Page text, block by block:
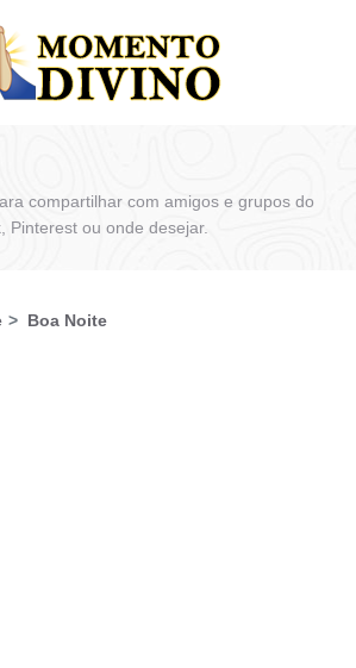
compartilhar com amigos e grupos do
Pinterest ou onde desejar.
Boa Noite